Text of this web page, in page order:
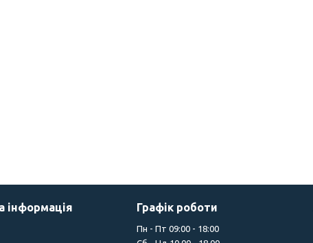
інформація Графік роботи
Пн - Пт 09:00 - 18:00